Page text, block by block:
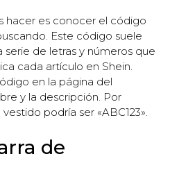
hacer es conocer el código
Este código suele
de letras y números que
cada artículo en Shein.
en la página del
y la descripción. Por
podría ser «ABC123».
de